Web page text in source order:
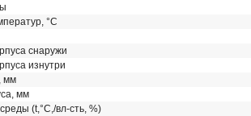
°C
снаружи
изнутри
мм
мм
(t,°C,/вл-сть, %)